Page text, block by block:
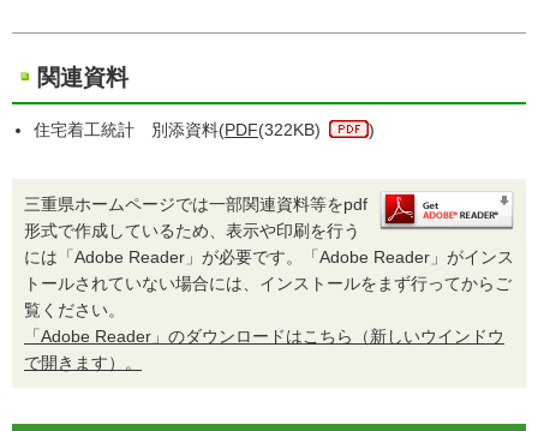
関連資料
住宅着工統計 別添資料(PDF(322KB) )
三重県ホームページでは一部関連資料等をpdf
形式で作成しているため、表示や印刷を行う
には「Adobe Reader」が必要です。「Adobe Reader」がインス
トールされていない場合には、インストールをまず行ってからご
覧ください。
「Adobe Reader」のダウンロードはこちら（新しいウインドウ
で開きます）。